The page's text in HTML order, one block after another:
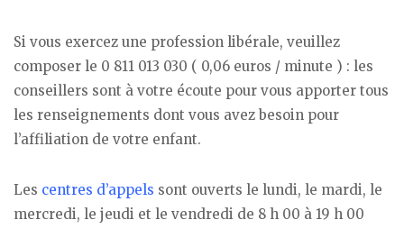
Si vous exercez une profession libérale, veuillez
composer le 0 811 013 030 ( 0,06 euros / minute ) : les
conseillers sont à votre écoute pour vous apporter tous
les renseignements dont vous avez besoin pour
l’affiliation de votre enfant.
Les centres d’appels sont ouverts le lundi, le mardi, le
mercredi, le jeudi et le vendredi de 8 h 00 à 19 h 00